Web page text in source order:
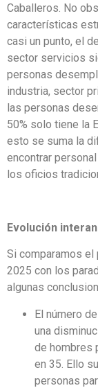
Caballeros. No
características
casi un punto, el
sector servicios
personas
industria, sector
las personas
50% solo tiene la
esto se suma la
encontrar
los oficios
Evolución
Si comparamos
2025 con los
algunas
El número
una
de hombres
en 35. Ello
personas